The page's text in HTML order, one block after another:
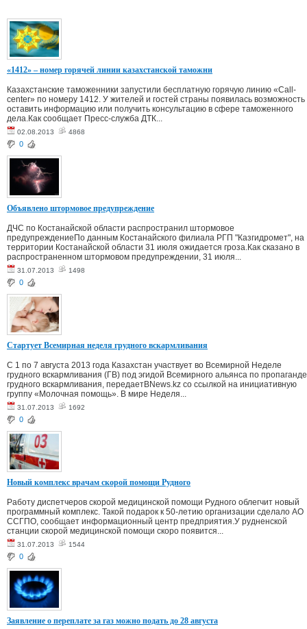
«1412» – номер горячей линии казахстанской таможни
Казахстанские таможенники запустили бесплатную горячую линию «Call-
center» по номеру 1412. У жителей и гостей страны появилась возможность
оставить информацию или получить консультацию в сфере таможенного
дела.Как сообщает Пресс-служба ДТК...
02.08.2013 4868
0
Объявлено штормовое предупреждение
ДЧС по Костанайской области распространил штормовое
предупреждениеПо данным Костанайского филиала РГП "Казгидромет", на
территории Костанайской области 31 июля ожидается гроза.Как сказано в
распространенном штормовом предупреждении, 31 июля...
31.07.2013 1498
0
Стартует Всемирная неделя грудного вскармливания
С 1 по 7 августа 2013 года Казахстан участвует во Всемирной Неделе
грудного вскармливания (ГВ) под эгидой Всемирного альянса по пропаганде
грудного вскармливания, передаетBNews.kz со ссылкой на инициативную
группу «Молочная помощь». В мире Неделя...
31.07.2013 1692
0
Новый комплекс врачам скорой помощи Рудного
Работу диспетчеров скорой медицинской помощи Рудного облегчит новый
программный комплекс. Такой подарок к 50-летию организации сделало АО
ССГПО, сообщает информационный центр предприятия.У рудненской
станции скорой медицинской помощи скоро появится...
31.07.2013 1544
0
Заявление о переплате за газ можно подать до 28 августа